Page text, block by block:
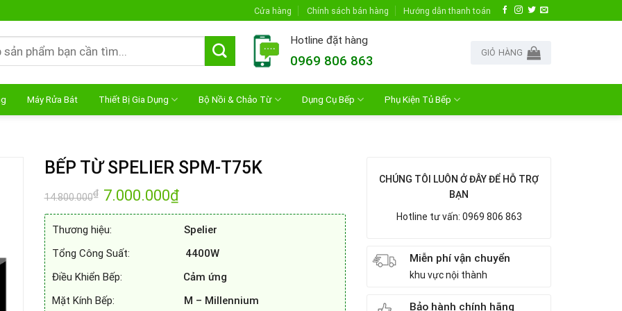
Cửa hàng Chính sách bán hàng Hướng dẫn thanh toán
Hotline đặt hàng
0969 806 863
GIỎ HÀNG
Máy Rửa Bát Thiết Bị Gia Dụng Bộ Nồi & Chảo Từ Dụng Cụ Bếp Phụ Kiện Tủ Bếp
BẾP TỪ SPELIER SPM-T75K
14.800.000₫ Giá
gốc
là:
7.000.000₫Giá
hiện
tại
7.000.000₫.
Thương hiệu: Spelier
Tổng Công Suất:
4400W
Điều Khiển Bếp: Cảm ứng
Mặt Kính Bếp: M – Millennium
CHÚNG TÔI LUÔN Ở ĐÂY ĐỂ HỖ TRỢ
BẠN
Hotline tư vấn: 0969 806 863
Miễn phí vận chuyển
khu vực nội thành
Bảo hành chính hãng